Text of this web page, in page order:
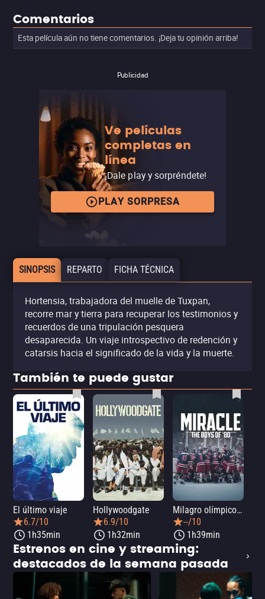
Comentarios
Esta película aún no tiene comentarios. ¡Deja tu opinión arriba!
Publicidad
Ve películas
completas en
línea
¡Dale play y sorpréndete!
PLAY SORPRESA
SINOPSIS REPARTO FICHA TÉCNICA
Hortensia, trabajadora del muelle de Tuxpan,
recorre mar y tierra para recuperar los testimonios y
recuerdos de una tripulación pesquera
desaparecida. Un viaje introspectivo de redención y
catarsis hacia el significado de la vida y la muerte.
También te puede gustar
El último viaje
6.7/10
1h35min
Hollywoodgate
6.9/10
1h32min
Milagro olímpico: El equipo de hockey sobre hielo de 1980
--/10
1h39min
Estrenos en cine y streaming:
destacados de la semana pasada